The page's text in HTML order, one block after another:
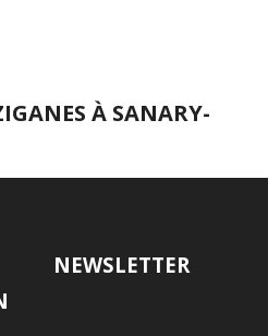
À SANARY-
NEWSLETTER